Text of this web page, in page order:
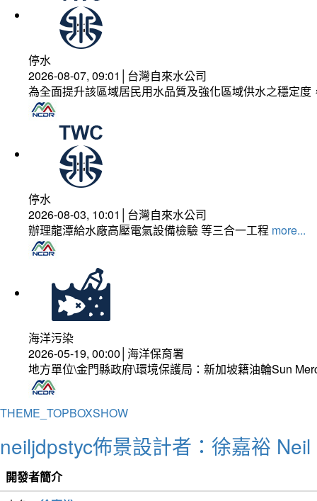
停水
2026-08-07, 09:01│台灣自來水公司
為全面提升該區域居民用水品質及強化區域供水之穩定
停水
2026-08-03, 10:01│台灣自來水公司
辦理龍潭給水廠高壓電氣設備檢驗 等三合一工程 more...
海洋污染
2026-05-19, 00:00│海洋保育署
地方單位\金門縣政府\環境保護局：新加坡籍油輪Sun
THEME_TOPBOXSHOW
neiljdpstyc佈景設計者：徐嘉裕
開發者簡介